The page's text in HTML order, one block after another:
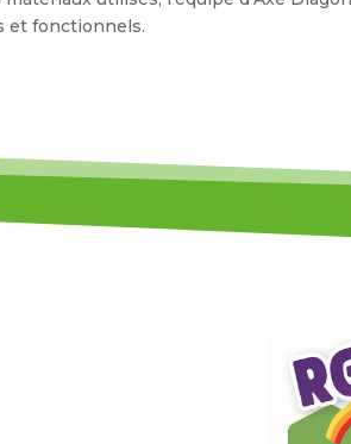
et fonctionnels.